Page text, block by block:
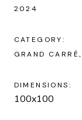
2024
CATEGORY:
GRAND CARRÉ
DIMENSIONS:
100x100